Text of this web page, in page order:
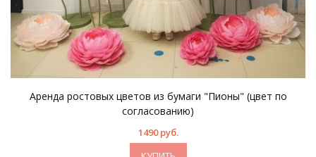
Аренда ростовых цветов из бумаги "Пионы" (цвет по
согласованию)
1490 руб.